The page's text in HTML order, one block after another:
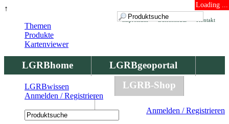
↑ Loading ...
Kontakt
Datenschutz
Impressum
LGRBhome
LGRBgeoportal
LGRBbohrungen
LGRB-Shop
Anmelden / Registrieren
Themen
Produkte
Kartenviewer
LGRBwissen
Anmelden / Registrieren